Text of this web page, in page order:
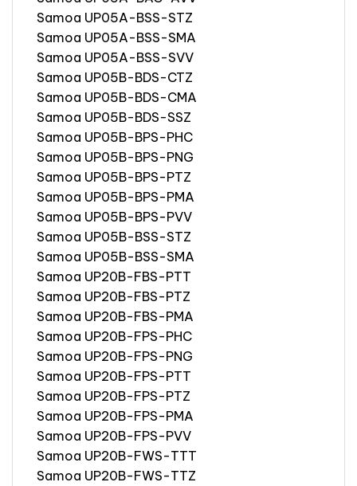
Samoa UP05A-BSS-STZ
Samoa UP05A-BSS-SMA
Samoa UP05A-BSS-SVV
Samoa UP05B-BDS-CTZ
Samoa UP05B-BDS-CMA
Samoa UP05B-BDS-SSZ
Samoa UP05B-BPS-PHC
Samoa UP05B-BPS-PNG
Samoa UP05B-BPS-PTZ
Samoa UP05B-BPS-PMA
Samoa UP05B-BPS-PVV
Samoa UP05B-BSS-STZ
Samoa UP05B-BSS-SMA
Samoa UP20B-FBS-PTT
Samoa UP20B-FBS-PTZ
Samoa UP20B-FBS-PMA
Samoa UP20B-FPS-PHC
Samoa UP20B-FPS-PNG
Samoa UP20B-FPS-PTT
Samoa UP20B-FPS-PTZ
Samoa UP20B-FPS-PMA
Samoa UP20B-FPS-PVV
Samoa UP20B-FWS-TTT
Samoa UP20B-FWS-TTZ